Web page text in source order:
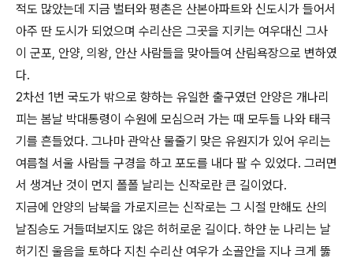
적도 많았는데 지금 벌터와 평촌은 산본아파트와 신도시가 들어서
아주 딴 도시가 되었으며 수리산은 그곳을 지키는 여우대신 그사
이 군포, 안양, 의왕, 안산 사람들을 맞아들여 산림욕장으로 변하였
다.
2차선 1번 국도가 밖으로 향하는 유일한 출구였던 안양은 개나리
피는 봄날 박대통령이 수원에 모심으러 가는 때 모두들 나와 태극
기를 흔들었다. 그나마 관악산 물줄기 맞은 유원지가 있어 우리는
여름철 서울 사람들 구경을 하고 포도를 내다 팔 수 있었다. 그러면
서 생겨난 것이 먼지 폴폴 날리는 신작로란 큰 길이었다.
지금에 안양의 남북을 가로지르는 신작로는 그 시절 만해도 산의
날짐승도 거들떠보지도 않은 허허로운 길이다. 하얀 눈 나리는 날
허기진 울음을 토하다 지친 수리산 여우가 소골안을 지나 크게 뚫